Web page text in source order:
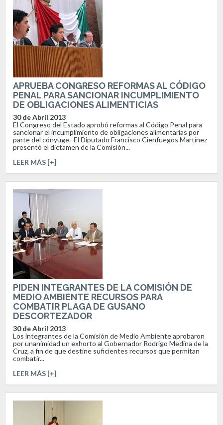
APRUEBA CONGRESO REFORMAS AL CÓDIGO
PENAL PARA SANCIONAR INCUMPLIMIENTO
DE OBLIGACIONES ALIMENTICIAS
30 de Abril 2013
El Congreso del Estado aprobó reformas al Código Penal para
sancionar el incumplimiento de obligaciones alimentarias por
parte del cónyuge. El Diputado Francisco Cienfuegos Martínez
presentó el dictamen de la Comisión...
LEER MÁS [+]
PIDEN INTEGRANTES DE LA COMISIÓN DE
MEDIO AMBIENTE RECURSOS PARA
COMBATIR PLAGA DE GUSANO
DESCORTEZADOR
30 de Abril 2013
Los integrantes de la Comisión de Medio Ambiente aprobaron
por unanimidad un exhorto al Gobernador Rodrigo Medina de la
Cruz, a fin de que destine suficientes recursos que permitan
combatir...
LEER MÁS [+]